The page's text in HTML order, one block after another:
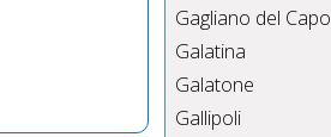
Gagliano del Capo
Galatina
Galatone
Gallipoli